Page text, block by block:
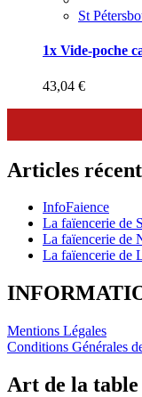
St
1x Vide-poche
43,04 €
Articles
InfoFaience
La faïencerie de
La faïencerie de
La faïencerie de
Mentions Légales
Conditions Générales
Art de la table